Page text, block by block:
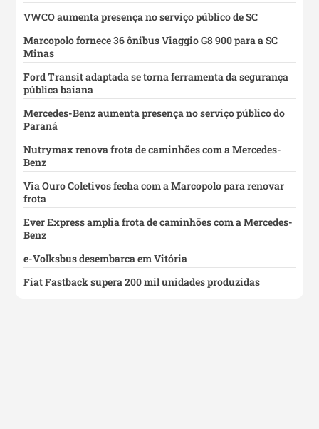
VWCO aumenta presença no serviço público de SC
Marcopolo fornece 36 ônibus Viaggio G8 900 para a SC
Minas
Ford Transit adaptada se torna ferramenta da segurança
pública baiana
Mercedes-Benz aumenta presença no serviço público do
Paraná
Nutrymax renova frota de caminhões com a Mercedes-
Benz
Via Ouro Coletivos fecha com a Marcopolo para renovar
frota
Ever Express amplia frota de caminhões com a Mercedes-
Benz
e-Volksbus desembarca em Vitória
Fiat Fastback supera 200 mil unidades produzidas